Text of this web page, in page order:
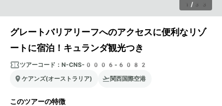
1 / 33
グレートバリアリーフへのアクセスに便利なリゾ
ートに宿泊！キュランダ観光つき
ツアーコード： N-CNS-0006-6082
ケアンズ(オーストラリア)
関西国際空港
このツアーの特徴